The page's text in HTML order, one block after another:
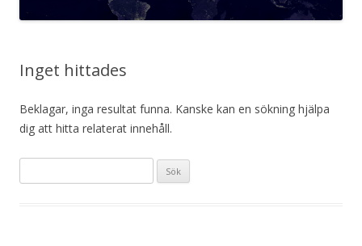
Inget hittades
Beklagar, inga resultat funna. Kanske kan en sökning hjälpa
dig att hitta relaterat innehåll.
efter: